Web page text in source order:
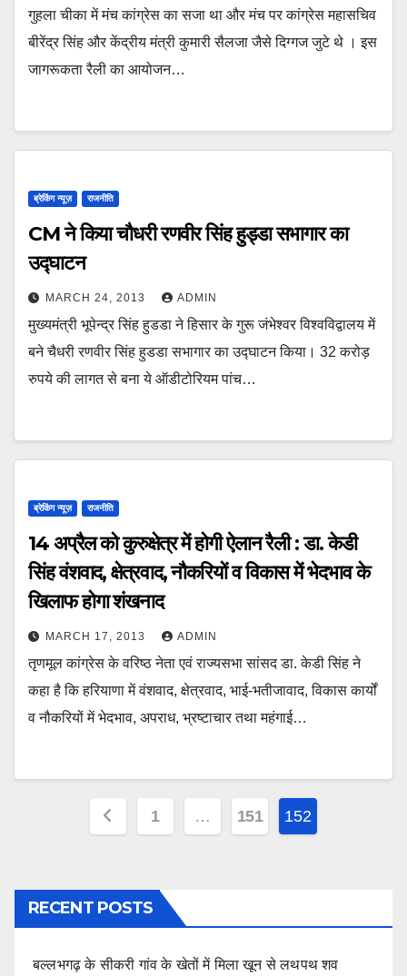
गुहला चीका में मंच कांग्रेस का सजा था और मंच पर कांग्रेस महासचिव
बीरेंद्र सिंह और केंद्रीय मंत्री कुमारी सैलजा जैसे दिग्गज जुटे थे । इस
जागरूकता रैली का आयोजन…
ब्रेकिंग न्यूज़ राजनीति
CM ने किया चौधरी रणवीर सिंह हुड्डा सभागार का
उद्घाटन
MARCH 24, 2013 ADMIN
मुख्यमंत्री भूपेन्द्र सिंह हुडडा ने हिसार के गुरू जंभेश्वर विश्वविद्वालय में
बने चैधरी रणवीर सिंह हुडडा सभागार का उद्घाटन किया। 32 करोड़
रुपये की लागत से बना ये ऑडीटोरियम पांच…
ब्रेकिंग न्यूज़ राजनीति
14 अप्रैल को कुरुक्षेत्र में होगी ऐलान रैली : डा. केडी
सिंह वंशवाद, क्षेत्रवाद, नौकरियों व विकास में भेदभाव के
खिलाफ होगा शंखनाद
MARCH 17, 2013 ADMIN
तृणमूल कांग्रेस के वरिष्ठ नेता एवं राज्यसभा सांसद डा. केडी सिंह ने
कहा है कि हरियाणा में वंशवाद, क्षेत्रवाद, भाई-भतीजावाद, विकास कार्यों
व नौकरियों में भेदभाव, अपराध, भ्रष्टाचार तथा महंगाई…
Posts
1 … 151 152
RECENT POSTS
बल्लभगढ़ के सीकरी गांव के खेतों में मिला खून से लथपथ शव